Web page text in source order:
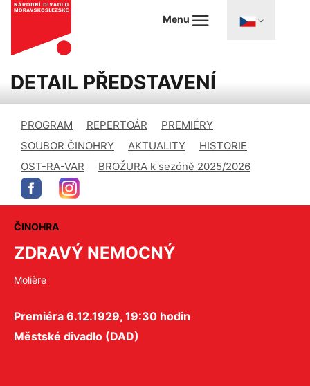
Menu
DETAIL PŘEDSTAVENÍ
PROGRAM REPERTOÁR
PREMIÉRY
SOUBOR ČINOHRY
AKTUALITY
HISTORIE
OST-RA-VAR
BROŽURA k sezóně 2025/2026
ČINOHRA
ZDRAVÝ NEMOCNÝ
Molière
Premiéra 6.12.1929, 19:30 hodin
Městské divadlo (DAD)